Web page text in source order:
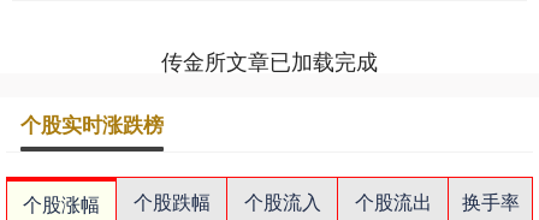
传金所文章已加载完成
个股实时涨跌榜
个股涨幅 个股跌幅 个股流入 个股流出
换手率